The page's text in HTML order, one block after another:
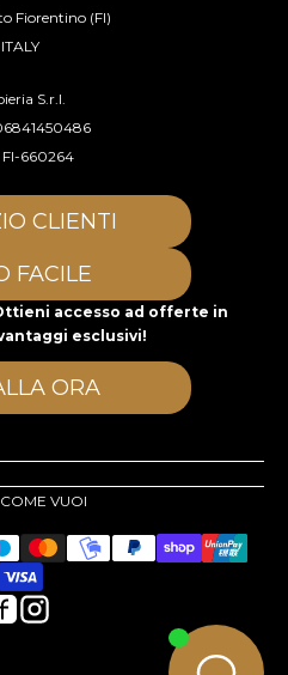
Fiorentino (FI)
ITALY
S.r.l.
FI-660264
CLIENTI
FACILE
accesso ad offerte in
esclusivi!
ORA
VUOI